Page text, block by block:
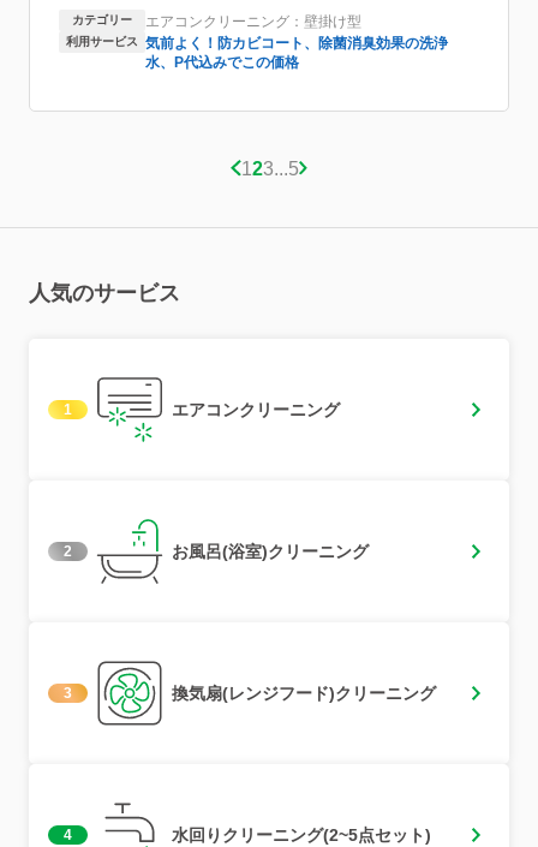
ので良かった。
あと、来る前に連絡していただけたら良かったです。連絡事項に
記載などしておけば良かったのですが、顧客心理としては1時間
カテゴリー エアコンクリーニング：壁掛け型
利用サービス
気前よく！防カビコート、除菌消臭効果の洗浄
水、P代込みでこの価格
1 23...5
人気のサービス
1 エアコンクリーニング
2 お風呂(浴室)クリーニング
3 換気扇(レンジフード)クリーニング
4 水回りクリーニング(2~5点セット)